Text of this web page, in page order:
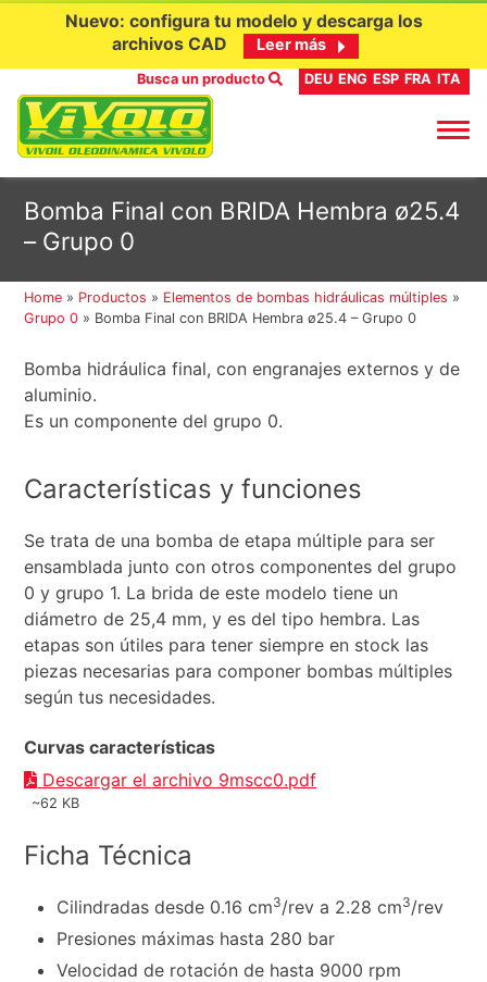
contenido
Nuevo: configura tu modelo y descarga los
archivos CAD
Leer más
Busca un producto DEU ENG ESP FRA ITA
Bomba Final con BRIDA Hembra ø25.4
– Grupo 0
Home » Productos » Elementos de bombas hidráulicas múltiples »
Grupo 0 » Bomba Final con BRIDA Hembra ø25.4 – Grupo 0
Bomba hidráulica final, con engranajes externos y de
aluminio.
Es un componente del grupo 0.
Características y funciones
Se trata de una bomba de etapa múltiple para ser
ensamblada junto con otros componentes del grupo
0 y grupo 1. La brida de este modelo tiene un
diámetro de 25,4 mm, y es del tipo hembra. Las
etapas son útiles para tener siempre en stock las
piezas necesarias para componer bombas múltiples
según tus necesidades.
Curvas características
Descargar el archivo 9mscc0.pdf
~62 KB
Ficha Técnica
Cilindradas desde 0.16 cm3/rev a 2.28 cm3/rev
Presiones máximas hasta 280 bar
Velocidad de rotación de hasta 9000 rpm